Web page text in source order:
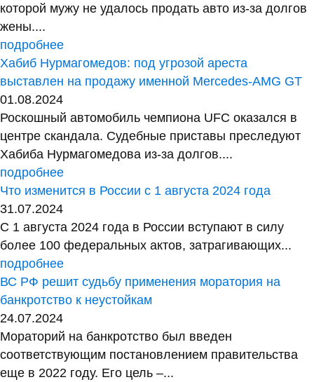
которой мужу не удалось продать авто из-за долгов
жены....
подробнее
Хабиб Нурмагомедов: под угрозой ареста
выставлен на продажу именной Mercedes-AMG GT
01.08.2024
Роскошный автомобиль чемпиона UFC оказался в
центре скандала. Судебные приставы преследуют
Хабиба Нурмагомедова из-за долгов....
подробнее
Что изменится в России с 1 августа 2024 года
31.07.2024
С 1 августа 2024 года в России вступают в силу
более 100 федеральных актов, затрагивающих...
подробнее
ВС РФ решит судьбу применения моратория на
банкротство к неустойкам
24.07.2024
Мораторий на банкротство был введен
соответствующим постановлением правительства
еще в 2022 году. Его цель –...